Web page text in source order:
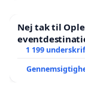
Nej tak til
lokalområde i
1 199